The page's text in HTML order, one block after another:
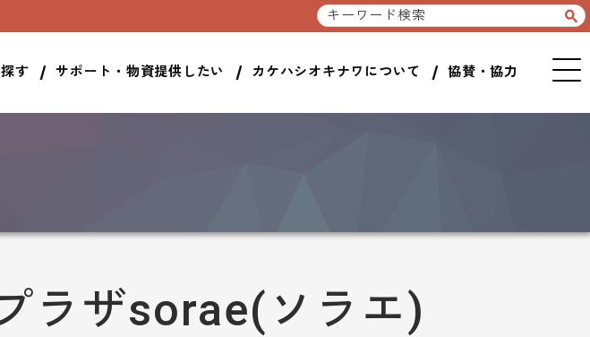
す サポート・物資提供したい カケハシオキナワについて 協賛・協力
ラザsorae(ソラエ)